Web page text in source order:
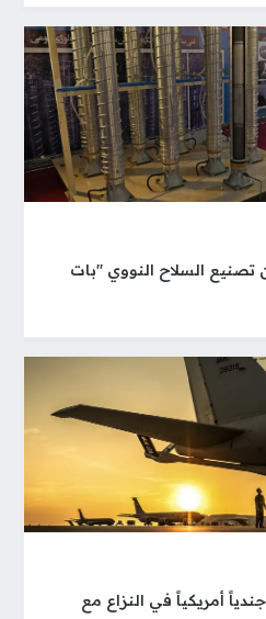
تصنيع السلاح النووي "بات
واشنطن تعلن إصابة 687 جندياً أمريكياً في النزاع مع